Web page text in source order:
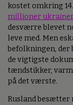
kostet omkring
millioner
desværre blevet
leve med. Men
befolkningen, der
de vigtigste
tændstikker,
på det værste.
Rusland besætter